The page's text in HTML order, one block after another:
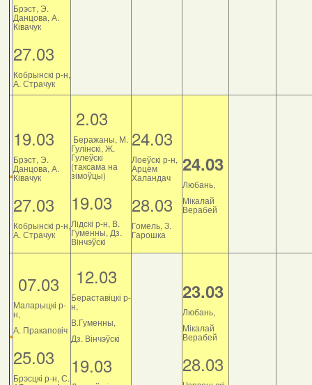
Брэст, Э.
Данцова, А.
Ківачук
27.03
Кобрынскі р-н,
А. Страчук
19.03
Брэст, Э.
Данцова, А.
Ківачук
27.03
Кобрынскі р-н,
А. Страчук
2.03
Беражаны, М.
Гулінскі, Ж.
Гулеўскі
(таксама на
зімоўцы)
19.03
Лідскі р-н, В.
Гуменны, Дз.
Вінчэўскі
24.03
Лоеўскі р-н,
Арцём
Халандач
28.03
Гомель, З.
Гарошка
24.03
Любань,
Мікалай
Верабей
07.03
Маларыцкі р-
н,
А. Пракаповіч
25.03
Брэсцкі р-н, С.
12.03
Бераставіцкі р-
н,
В.Гуменны,
Дз. Вінчэўскі
19.03
23.03
Любань,
Мікалай
Верабей
28.03